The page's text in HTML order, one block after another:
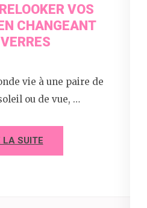
VOS
CHANGEANT
vie à une paire de
ou de vue, …
LA SUITE